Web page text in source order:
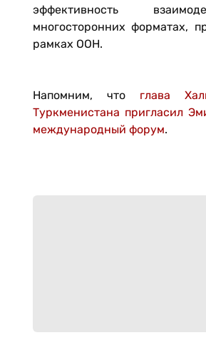
эффективность
многосторонних форматах,
рамках ООН.
Напомним, что глава
Туркменистана пригласил
международный форум.